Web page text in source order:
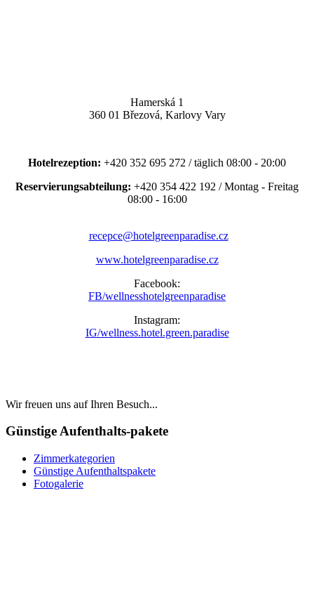
Hamerská 1
360 01 Březová, Karlovy Vary
Hotelrezeption: +420 352 695 272 / täglich 08:00 - 20:00
Reservierungsabteilung: +420 354 422 192 / Montag - Freitag
08:00 - 16:00
recepce@hotelgreenparadise.cz
www.hotelgreenparadise.cz
Facebook:
FB/wellnesshotelgreenparadise
Instagram:
IG/wellness.hotel.green.paradise
Wir freuen uns auf Ihren Besuch...
Günstige Aufenthalts-pakete
Zimmerkategorien
Günstige Aufenthaltspakete
Fotogalerie